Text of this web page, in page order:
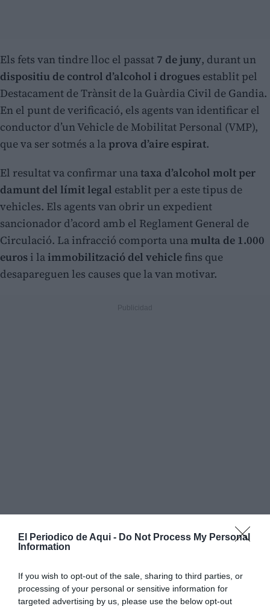
El Periodico de Aqui - Do Not Process My Personal
Information
If you wish to opt-out of the sale, sharing to third parties, or
processing of your personal or sensitive information for
targeted advertising by us, please use the below opt-out
Els fets van tindre lloc el passat 7 de juny, durant un
dispositiu de control d’alcohol i drogues establit pel
Destacament de Trànsit de la Guàrdia Civil de Gandia.
En el punt de verificació, els agents van identificar el
conductor d’un Vehicle de Mobilitat Personal (VMP),
que va ser sotmés a laprova d’aire espirat.
El resultat va confirmar unataxa d’alcohol molt per
damunt del límit legal establit per a este tipus de
vehicles. Els agents van obrir un expedient
sancionador d’acord amb el Reglament General de
Circulació. La infracció comporta unamulta de 1.000
euros i laimmobilització del vehicle fins que
desapareguen les causes que la van motivar.